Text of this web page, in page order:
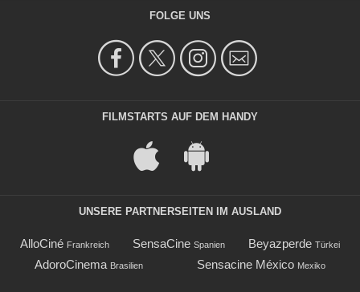
FOLGE UNS
FILMSTARTS AUF DEM HANDY
UNSERE PARTNERSEITEN IM AUSLAND
AlloCiné Frankreich SensaCine Spanien Beyazperde Türkei
AdoroCinema Brasilien Sensacine México Mexiko